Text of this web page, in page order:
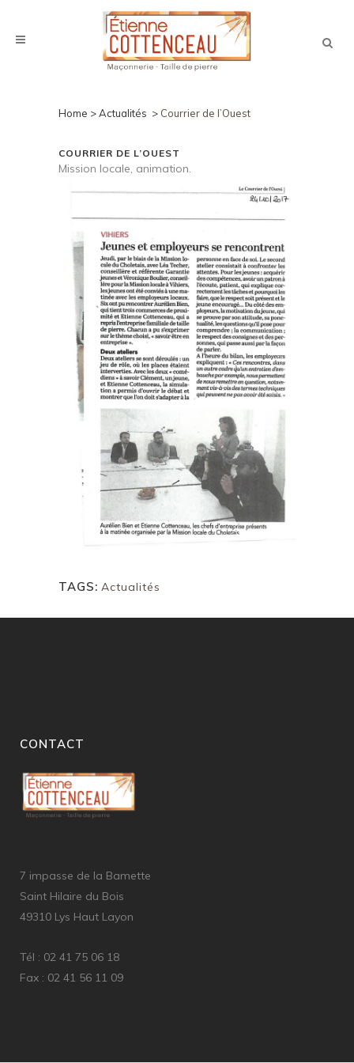
Home >Actualités > Courrier de l’Ouest
COURRIER DE L’OUEST
Mission locale, animation.
TAGS: Actualités
CONTACT
7 impasse de la Bamette
Saint Hilaire du Bois
49310 Lys Haut Layon
Tél : 02 41 75 06 18
Fax : 02 41 56 11 09